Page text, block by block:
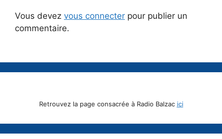
Vous devez vous connecter pour publier un
commentaire.
Retrouvez la page consacrée à Radio Balzac ici